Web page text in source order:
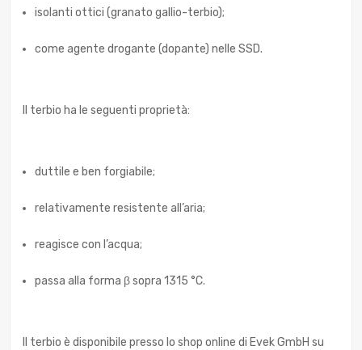
isolanti ottici (granato gallio-terbio);
come agente drogante (dopante) nelle SSD.
Il terbio ha le seguenti proprietà:
duttile e ben forgiabile;
relativamente resistente all’aria;
reagisce con l’acqua;
passa alla forma β sopra 1315 °C.
Il terbio è disponibile presso lo shop online di Evek GmbH su